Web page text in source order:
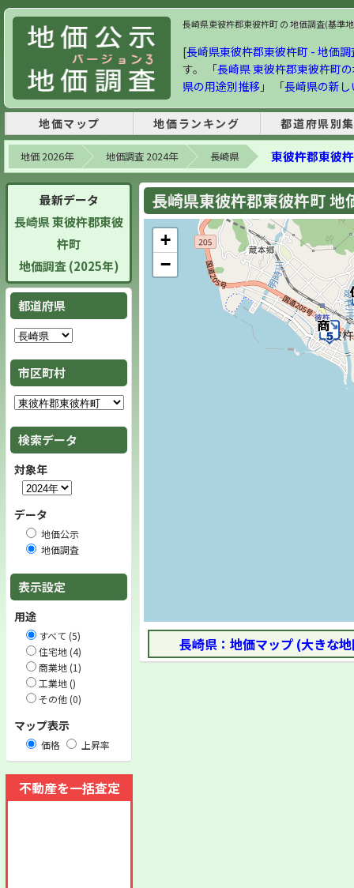
長崎県東彼杵郡東彼杵町 の 地価調査(基準
[長崎県東彼杵郡東彼杵町 - 地価
す。 「長崎県 東彼杵郡東彼杵町
県の用途別推移 」 「長崎県の新
地価マップ 地価ランキング 都道府県別
地価 2026年 地価調査 2024年 長崎県 東彼杵郡東彼
最新データ
長崎県 東彼杵郡東彼
杵町
地価調査 (2025年)
都道府県
市区町村
検索データ
対象年
データ
地価公示
地価調査
表示設定
用途
すべて (5)
住宅地 (4)
商業地 (1)
工業地 ()
その他 (0)
マップ表示
価格 上昇率
不動産を一括査定
長崎県東彼杵郡東彼杵町
+
−
長崎県：地価マップ (大きな